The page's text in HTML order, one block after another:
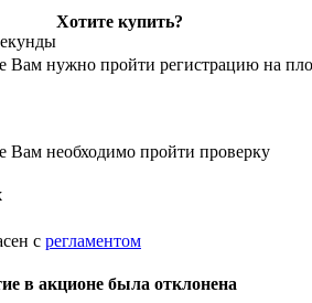
Хотите купить?
Вам нужно пройти регистрацию на
Вам необходимо пройти проверку
с регламентом
в акционе была отклонена